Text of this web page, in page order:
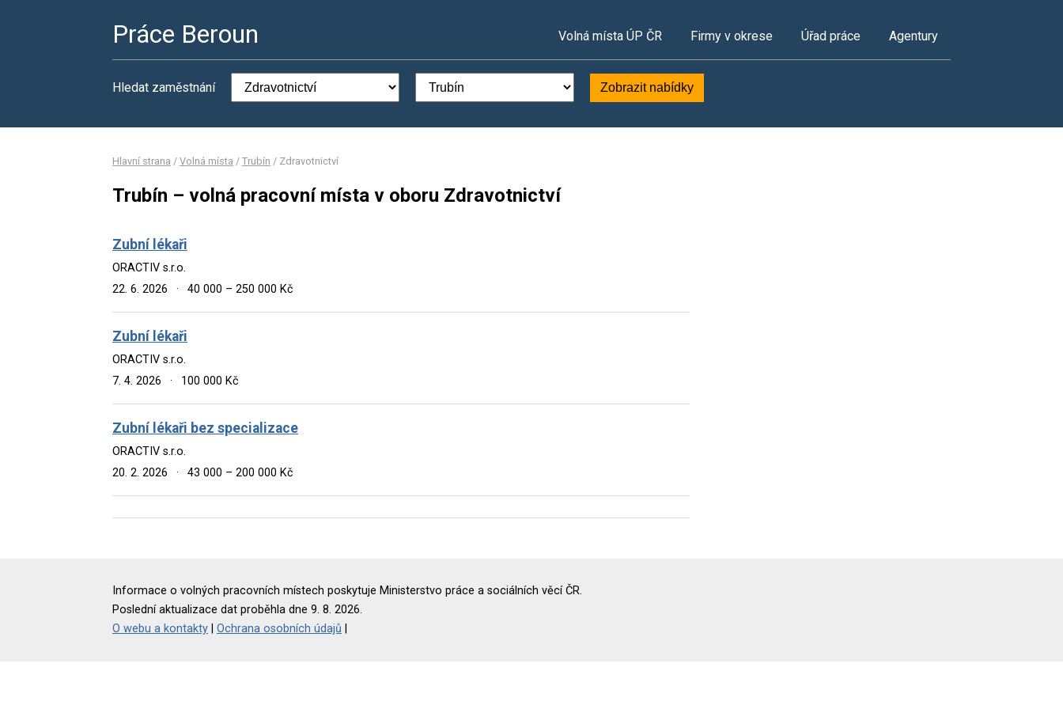
Práce Beroun Volná místa ÚP ČR Firmy v okrese Úřad práce Agentury
Hledat zaměstnání Zobrazit nabídky
Hlavní strana / Volná místa / Trubín / Zdravotnictví
Trubín – volná pracovní místa v oboru Zdravotnictví
Zubní lékaři
ORACTIV s.r.o.
22. 6. 2026
· 40 000 – 250 000 Kč
Zubní lékaři
ORACTIV s.r.o.
7. 4. 2026
· 100 000 Kč
Zubní lékaři bez specializace
ORACTIV s.r.o.
20. 2. 2026
· 43 000 – 200 000 Kč
Informace o volných pracovních místech poskytuje Ministerstvo práce a sociálních věcí ČR.
Poslední aktualizace dat proběhla dne 9. 8. 2026.
O webu a kontakty
Ochrana osobních údajů